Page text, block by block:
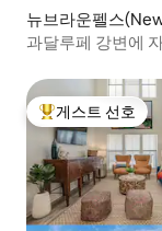
뉴브라운펠스
과달루페 강변에
상위 게스트 선호
게스트 선호